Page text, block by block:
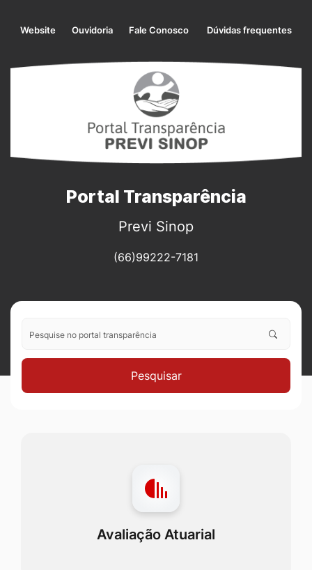
Ir para o menu [alt+2]
Website Ouvidoria Fale Conosco Dúvidas frequentes
Portal Transparência
Previ Sinop
(66)99222-7181
Pesquisar
Avaliação Atuarial